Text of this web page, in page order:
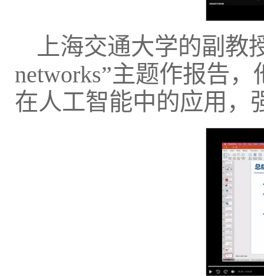
上海交通大学的副教
networks”主题作报告
在人工智能中的应用，